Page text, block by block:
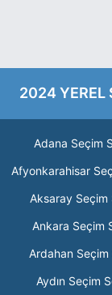
2024 YEREL
Adana Seçim
Afyonkarahisar
Aksaray Seçim
Ankara Seçim
Ardahan Seçim
Aydın Seçim